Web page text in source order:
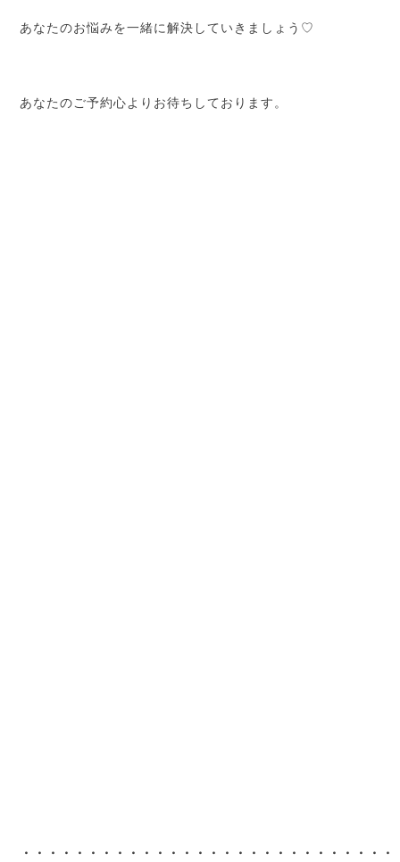
あなたのお悩みを一緒に解決していきましょう♡
あなたのご予約心よりお待ちしております。
・・・・・・・・・・・・・・・・・・・・・・・・・・・・